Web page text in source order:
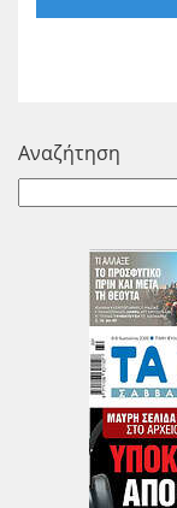
Αναζήτηση